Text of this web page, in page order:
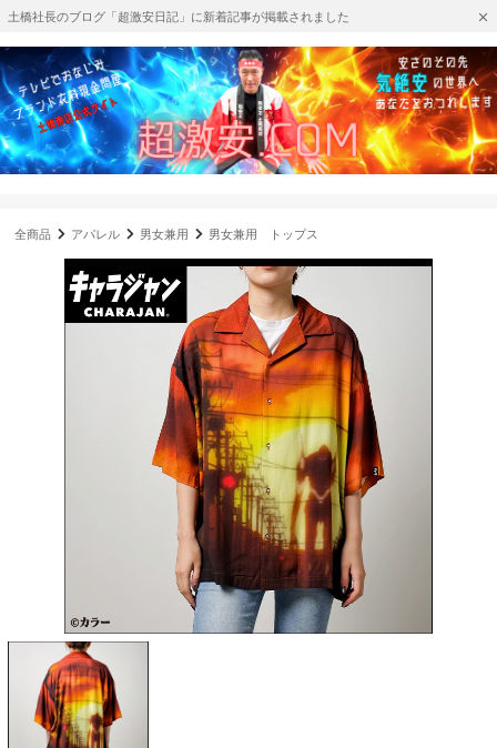
土橋社長のブログ「超激安日記」に新着記事が掲載されました
全商品 アパレル 男女兼用 男女兼用 トップス